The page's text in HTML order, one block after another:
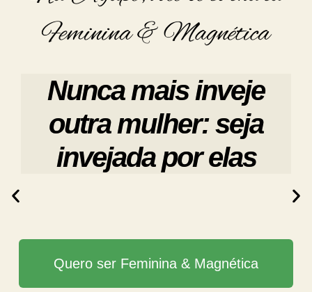
Nunca mais inveje
outra mulher: seja
invejada por elas
Quero ser Feminina & Magnética